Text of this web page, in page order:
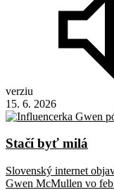
verziu
15. 6. 2026
Stačí byť milá
Slovenský internet
Gwen McMullen vo